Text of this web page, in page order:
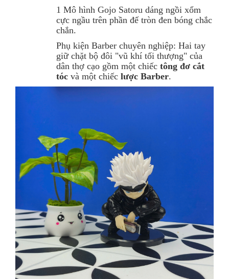
1 Mô hình Gojo Satoru dáng ngồi xổm
cực ngầu trên phần đế tròn đen bóng chắc
chắn.
Phụ kiện Barber chuyên nghiệp: Hai tay
giữ chặt bộ đôi "vũ khí tối thượng" của
dân thợ cạo gồm một chiếc tông đơ cắt
tóc và một chiếc lược Barber.